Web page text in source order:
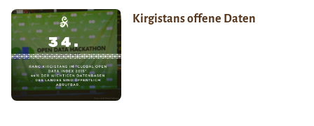
Kirgistans offene Daten